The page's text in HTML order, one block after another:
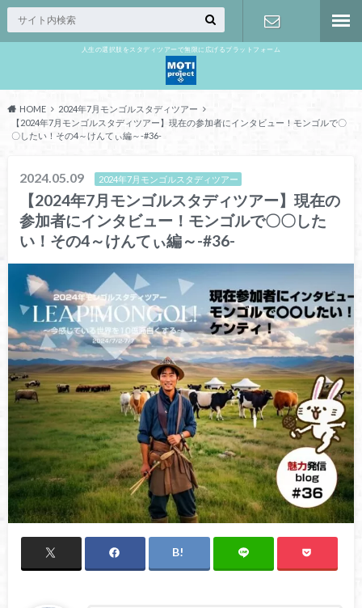
人生の選択肢をスタディツアーで無限に広げるプラットフォーム
HOME
2024年7月モンゴルスタディツアー
【2024年7月モンゴルスタディツアー】現在の参加者にインタビュー！モンゴルで〇
〇したい！その4～けんてぃ編～-#36-
2024.05.09 2024年7月モンゴルスタディツアー
【2024年7月モンゴルスタディツアー】現在の
参加者にインタビュー！モンゴルで〇〇した
い！その4～けんてぃ編～-#36-